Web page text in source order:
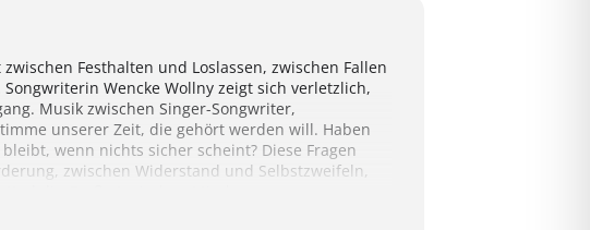
Festhalten und Loslassen, zwischen Fallen
Wencke Wollny zeigt sich verletzlich,
Musik zwischen Singer-Songwriter,
unserer Zeit, die gehört werden will. Haben
wenn nichts sicher scheint? Diese Fragen
zwischen Widerstand und Selbstzweifeln,